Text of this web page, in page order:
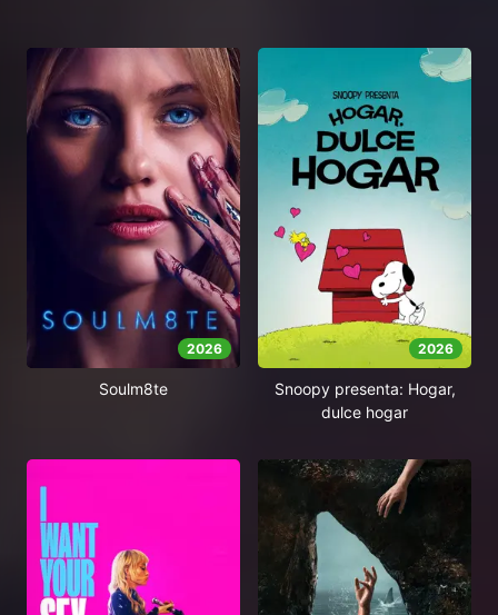
2026
Soulm8te
2026
Snoopy presenta: Hogar,
dulce hogar